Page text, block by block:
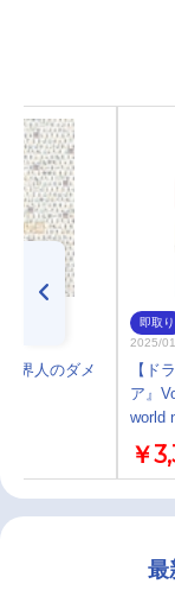
界人のダメ
即取り
2025/
【ド
ア』
world
￥
最